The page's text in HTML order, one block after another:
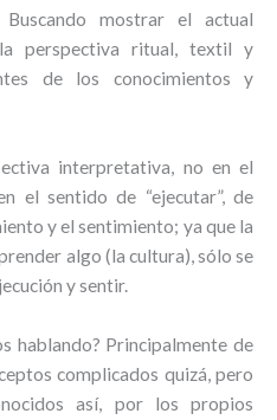
mostrar el actual
perspectiva ritual, textil y
de los conocimientos y
interpretativa, no en el
el sentido de “ejecutar”, de
y el sentimiento; ya que la
algo (la cultura), sólo se
y sentir.
hablando? Principalmente de
complicados quizá, pero
así, por los propios